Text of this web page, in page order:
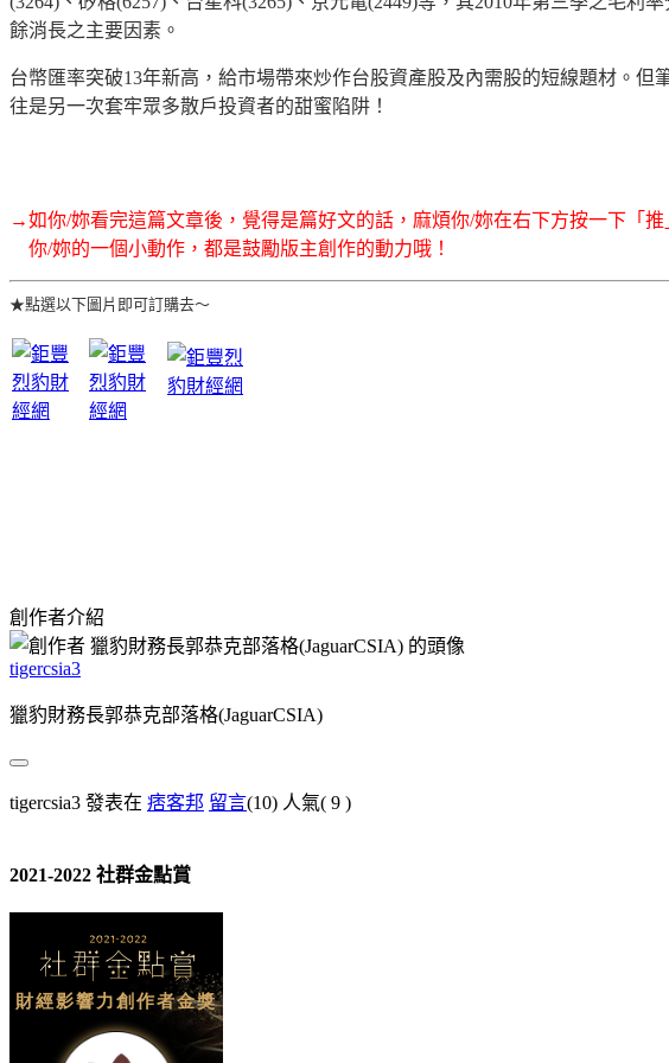
餘消長之主要因素。
台幣匯率突破13年新高，給市場帶來炒作台股資產股及內需股的短線題材。
往是另一次套牢眾多散戶投資者的甜蜜陷阱！
→如你/妳看完這篇文章後，覺得是篇好文的話，麻煩你/妳在右下方按一下「推
你/妳的一個小動作，都是鼓勵版主創作的動力哦！
★點選以下圖片即可訂購去～
創作者介紹
tigercsia3
獵豹財務長郭恭克部落格(JaguarCSIA)
tigercsia3 發表在 痞客邦 留言(10) 人氣( 9 )
2021-2022 社群金點賞